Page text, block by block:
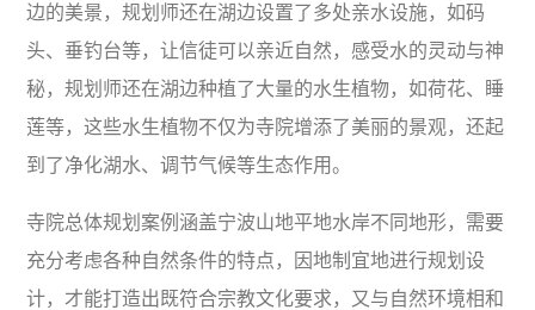
边的美景，规划师还在湖边设置了多处亲水设施，如码
头、垂钓台等，让信徒可以亲近自然，感受水的灵动与神
秘，规划师还在湖边种植了大量的水生植物，如荷花、睡
莲等，这些水生植物不仅为寺院增添了美丽的景观，还起
到了净化湖水、调节气候等生态作用。
寺院总体规划案例涵盖宁波山地平地水岸不同地形，需要
充分考虑各种自然条件的特点，因地制宜地进行规划设
计，才能打造出既符合宗教文化要求，又与自然环境相和